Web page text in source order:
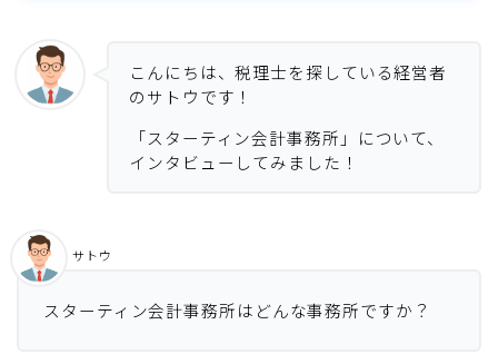
こんにちは、税理士を探している経営者
のサトウです！
「スターティン会計事務所」について、
インタビューしてみました！
スターティン会計事務所はどんな事務所ですか？
サトウ